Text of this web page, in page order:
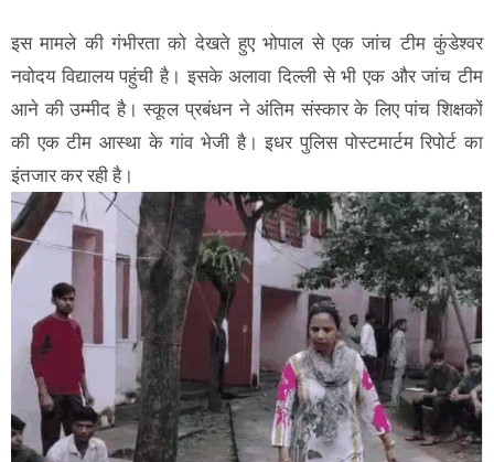
इस मामले की गंभीरता को देखते हुए भोपाल से एक जांच टीम कुंडेश्वर
नवोदय विद्यालय पहुंची है। इसके अलावा दिल्ली से भी एक और जांच टीम
आने की उम्मीद है। स्कूल प्रबंधन ने अंतिम संस्कार के लिए पांच शिक्षकों
की एक टीम आस्था के गांव भेजी है। इधर पुलिस पोस्टमार्टम रिपोर्ट का
इंतजार कर रही है।